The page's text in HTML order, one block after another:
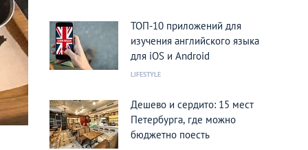
ТОП-10 приложений для
изучения английского языка
для iOS и Android
LIFESTYLE
Дешево и сердито: 15 мест
Петербурга, где можно
бюджетно поесть